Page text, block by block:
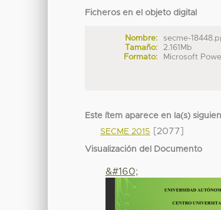
Ficheros en el objeto digital
Nombre:
secme-
Tamaño:
2.161Mb
Formato:
Microsoft
Este ítem aparece en la(s)
SECME 2015
[2077]
Visualización del Documento
&#160;